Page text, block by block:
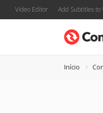
Video Editor Add Subtitles to
Início